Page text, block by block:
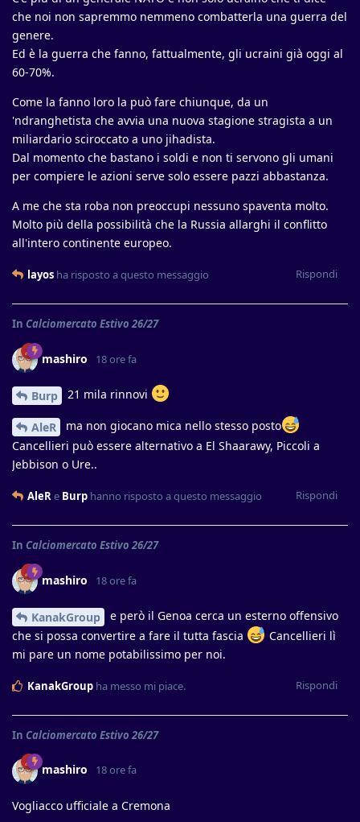
che noi non sapremmo nemmeno combatterla una guerra del
genere.
Ed è la guerra che fanno, fattualmente, gli ucraini già oggi al
60-70%.
Come la fanno loro la può fare chiunque, da un
'ndranghetista che avvia una nuova stagione stragista a un
miliardario sciroccato a uno jihadista.
Dal momento che bastano i soldi e non ti servono gli umani
per compiere le azioni serve solo essere pazzi abbastanza.
A me che sta roba non preoccupi nessuno spaventa molto.
Molto più della possibilità che la Russia allarghi il conflitto
all'intero continente europeo.
Rispondi
layos ha risposto a questo messaggio
In Calciomercato Estivo 26/27
mashiro 18 ore fa
Burp 21 mila rinnovi
AleR
ma non giocano mica nello stesso posto
Cancellieri può essere alternativo a El Shaarawy, Piccoli a
Jebbison o Ure..
Rispondi
AleRe Burp hanno risposto a questo messaggio
In Calciomercato Estivo 26/27
mashiro 18 ore fa
KanakGroup
e però il Genoa cerca un esterno offensivo
che si possa convertire a fare il tutta fascia
Cancellieri lì
mi pare un nome potabilissimo per noi.
Rispondi
KanakGroup ha messo mi piace.
In Calciomercato Estivo 26/27
mashiro 18 ore fa
Vogliacco ufficiale a Cremona